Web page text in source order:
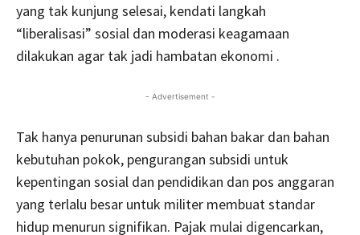
yang tak kunjung selesai, kendati langkah
“liberalisasi” sosial dan moderasi keagamaan
dilakukan agar tak jadi hambatan ekonomi .
- Advertisement -
Tak hanya penurunan subsidi bahan bakar dan bahan
kebutuhan pokok, pengurangan subsidi untuk
kepentingan sosial dan pendidikan dan pos anggaran
yang terlalu besar untuk militer membuat standar
hidup menurun signifikan. Pajak mulai digencarkan,